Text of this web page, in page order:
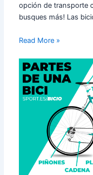
opción de transporte
busques más! Las
Read More »